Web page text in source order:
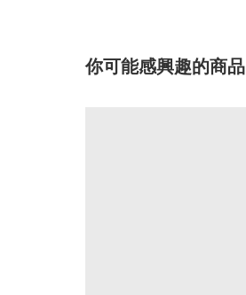
你可能感興趣的商品